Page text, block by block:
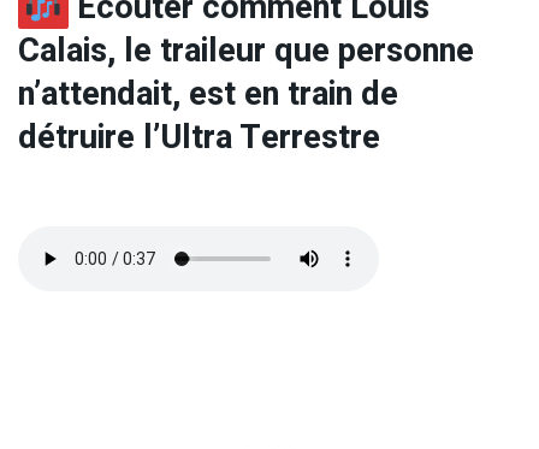
Calais, le traileur que personne
n’attendait, est en train de
détruire l’Ultra Terrestre